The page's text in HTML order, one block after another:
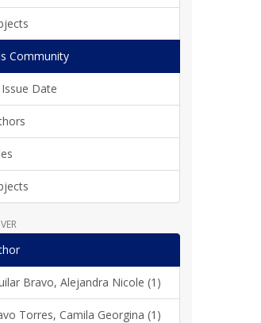
Community
Date
Bravo, Alejandra Nicole (1)
Torres, Camila Georgina (1)